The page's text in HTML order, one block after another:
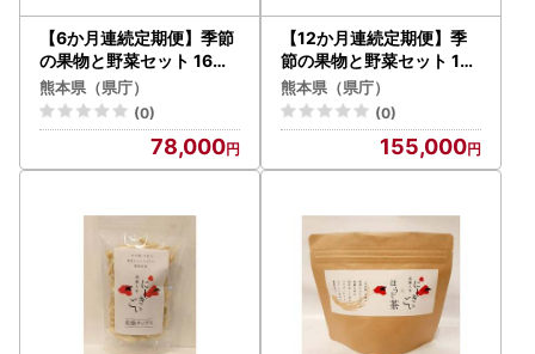
■登録団体一覧
下記URLよりご確認ください。
https://www.pref.kumamoto.jp/soshiki/56/233901.html
【6か月連続定期便】季節
の果物と野菜セット 16品
目
熊本県（県庁）
(0)
78,000
【12か月連続定期便】季
節の果物と野菜セット 16
品目
熊本県（県庁）
(0)
155,000